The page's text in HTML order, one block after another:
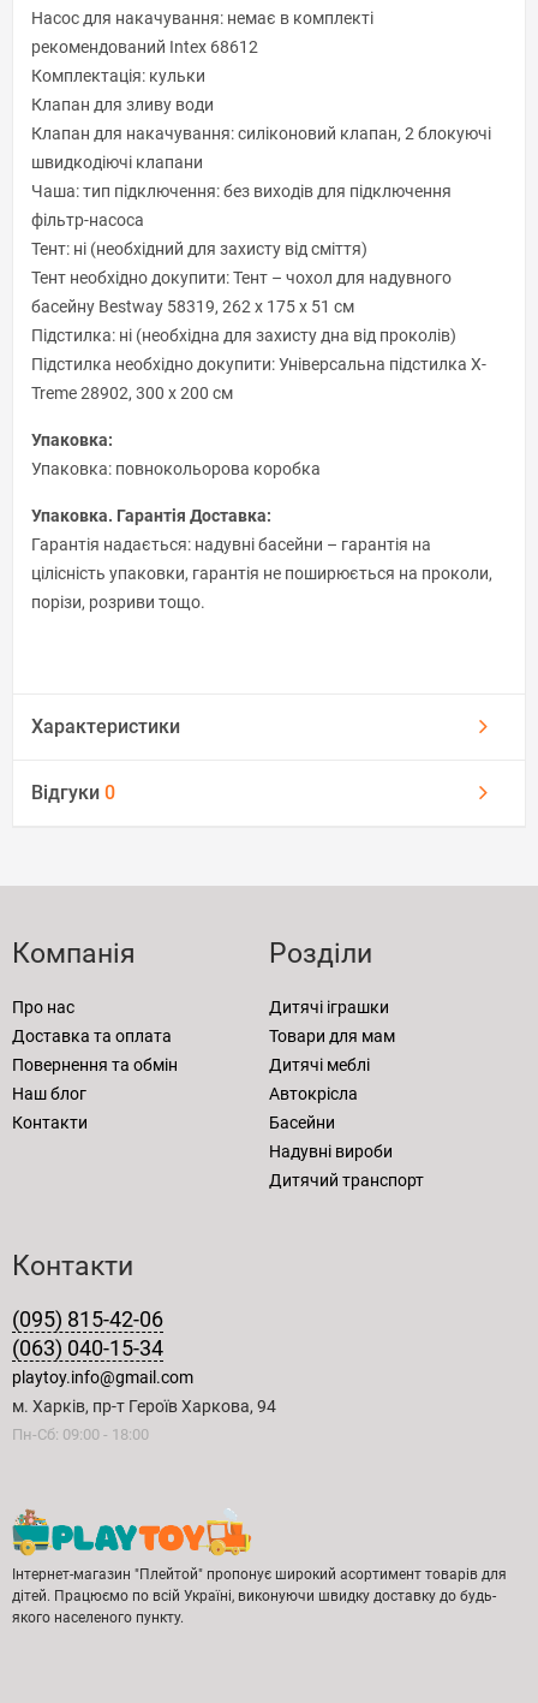
Насос для накачування: немає в комплекті
рекомендований Intex 68612
Комплектація: кульки
Клапан для зливу води
Клапан для накачування: силіконовий клапан, 2 блокуючі
швидкодіючі клапани
Чаша: тип підключення: без виходів для підключення
фільтр-насоса
Тент: ні (необхідний для захисту від сміття)
Тент необхідно докупити: Тент – чохол для надувного
басейну Bestway 58319, 262 x 175 x 51 см
Підстилка: ні (необхідна для захисту дна від проколів)
Підстилка необхідно докупити: Універсальна підстилка X-
Treme 28902, 300 х 200 см
Упаковка:
Упаковка: повнокольорова коробка
Упаковка. Гарантія Доставка:
Гарантія надається: надувні басейни – гарантія на
цілісність упаковки, гарантія не поширюється на проколи,
порізи, розриви тощо.
Характеристики
Відгуки 0
Компанія
Про нас
Доставка та оплата
Повернення та обмін
Наш блог
Контакти
Розділи
Дитячі іграшки
Товари для мам
Дитячі меблі
Автокрісла
Басейни
Надувні вироби
Дитячий транспорт
Контакти
(095) 815-42-06
(063) 040-15-34
playtoy.info@gmail.com
м. Харків, пр-т Героїв Харкова, 94
Пн-Сб: 09:00 - 18:00
Інтернет-магазин "Плейтой" пропонує широкий асортимент товарів для
дітей. Працюємо по всій Україні, виконуючи швидку доставку до будь-
якого населеного пункту.